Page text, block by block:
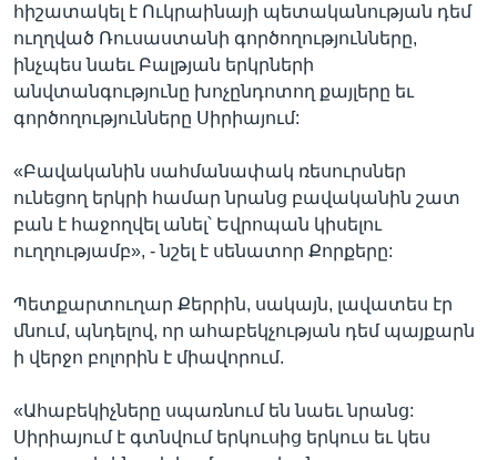
հիշատակել է Ուկրաինայի պետականության դեմ
ուղղված Ռուսաստանի գործողությունները,
ինչպես նաեւ Բալթյան երկրների
անվտանգությունը խոչընդոտող քայլերը եւ
գործողությունները Սիրիայում:
«Բավականին սահմանափակ ռեսուրսներ
ունեցող երկրի համար նրանց բավականին շատ
բան է հաջողվել անել՝ Եվրոպան կիսելու
ուղղությամբ», - նշել է սենատոր Քորքերը:
Պետքարտուղար Քերրին, սակայն, լավատես էր
մնում, պնդելով, որ ահաբեկչության դեմ պայքարն
ի վերջո բոլորին է միավորում.
«Ահաբեկիչները սպառնում են նաեւ նրանց:
Սիրիայում է գտնվում երկուսից երկուս եւ կես